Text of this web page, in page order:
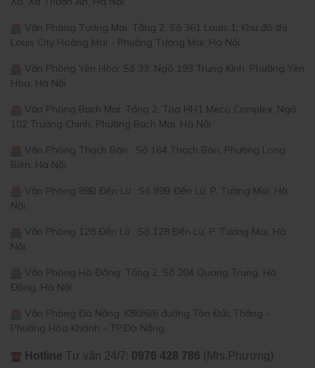
Văn Phòng Tương Mai: Tầng 2, Số 361 Louis 1, Khu đô thị
Louis City Hoàng Mai - Phường Tương Mai, Hà Nội
Văn Phòng Yên Hòa: Số 33, Ngõ 193 Trung Kính, Phường Yên
Hòa, Hà Nội
Văn Phòng Bạch Mai: Tầng 2, Tòa HH1 Meco Complex, Ngõ
102 Trường Chinh, Phường Bạch Mai, Hà Nội
Văn Phòng Thạch Bàn : Số 164 Thạch Bàn, Phường Long
Biên, Hà Nội.
Văn Phòng 89B Đền Lừ : Số 89B Đền Lừ, P. Tương Mai, Hà
Nội.
Văn Phòng 128 Đền Lừ : Số 128 Đền Lừ, P. Tương Mai, Hà
Nội.
Văn Phòng Hà Đông: Tầng 2, Số 204 Quang Trung, Hà
Đông, Hà Nội
Văn Phòng Đà Nẵng: K80/6/6 đường Tôn Đức Thắng -
Phường Hòa Khánh - TP.Đà Nẵng
Hotline Tư vấn 24/7: 0976 428 786 (Mrs.Phương)